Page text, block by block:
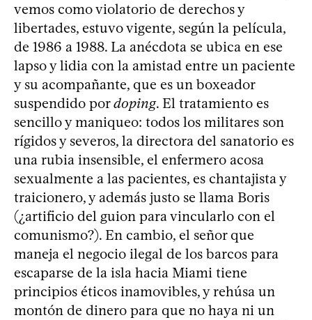
vemos como violatorio de derechos y
libertades, estuvo vigente, según la película,
de 1986 a 1988. La anécdota se ubica en ese
lapso y lidia con la amistad entre un paciente
y su acompañante, que es un boxeador
suspendido pordoping. El tratamiento es
sencillo y maniqueo: todos los militares son
rígidos y severos, la directora del sanatorio es
una rubia insensible, el enfermero acosa
sexualmente a las pacientes, es chantajista y
traicionero, y además justo se llama Boris
(¿artificio del guion para vincularlo con el
comunismo?). En cambio, el señor que
maneja el negocio ilegal de los barcos para
escaparse de la isla hacia Miami tiene
principios éticos inamovibles, y rehúsa un
montón de dinero para que no haya ni un